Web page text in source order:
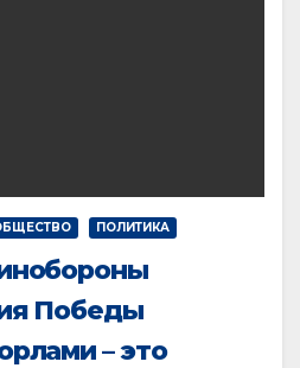
ПОЛИТИКА
Победы
– это